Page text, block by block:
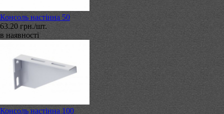
Консоль настінна 50
63.20 грн./шт.
в наявності
Консоль настінна 100